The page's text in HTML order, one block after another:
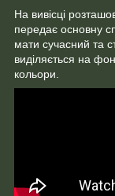
На вивісці
передає основну
мати сучасний та
виділяється на
кольори.